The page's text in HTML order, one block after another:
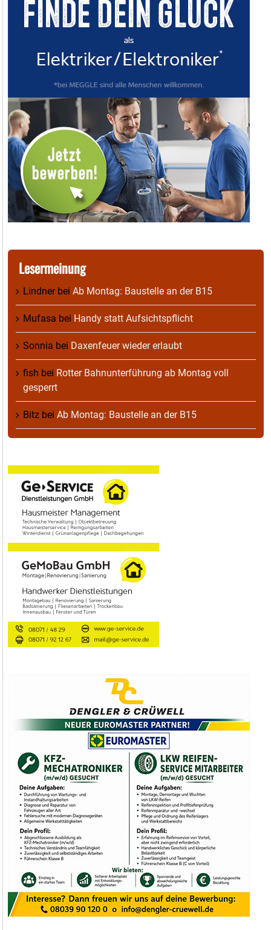
Lesermeinung
Lindnerbei Ab Montag: Baustelle an der B15
Mufasa bei Handy statt Aufsichtspflicht
Sonnia bei Daxenfeuer wieder erlaubt
fish bei Rotter Bahnunterführung ab Montag voll
gesperrt
Bitz bei Ab Montag: Baustelle an der B15